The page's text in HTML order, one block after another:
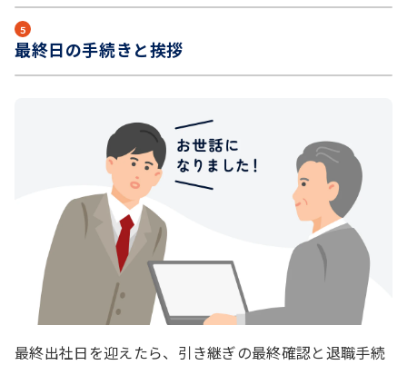
５
最終日の手続きと挨拶
最終出社日を迎えたら、引き継ぎの最終確認と退職手続